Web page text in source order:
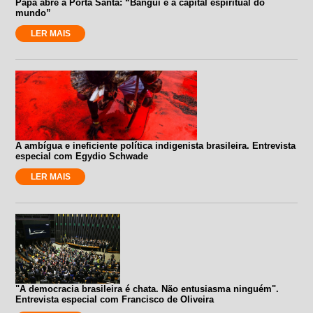
Papa abre a Porta Santa: “Bangui é a capital espiritual do
mundo”
LER MAIS
A ambígua e ineficiente política indigenista brasileira. Entrevista
especial com Egydio Schwade
LER MAIS
"A democracia brasileira é chata. Não entusiasma ninguém".
Entrevista especial com Francisco de Oliveira